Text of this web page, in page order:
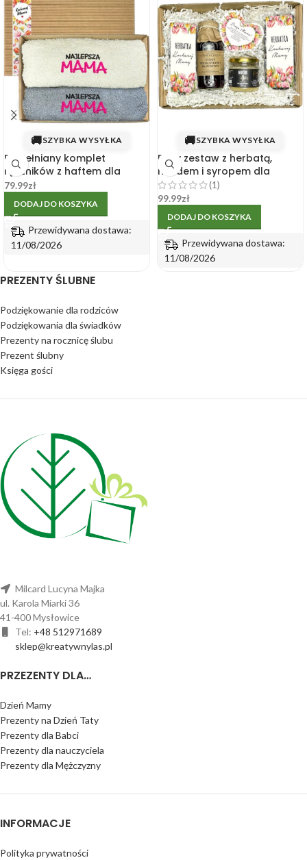
🚚SZYBKA WYSYŁKA
Bawełniany komplet
ręczników z haftem dla
mamy w pudełku
79.99zł
DODAJ DO KOSZYKA
Przewidywana dostawa:
11/08/2026
🚚SZYBKA WYSYŁKA
Duży zestaw z herbatą,
miodem i syropem dla
Kochanej Mamy
(1)
99.99zł
DODAJ DO KOSZYKA
Przewidywana dostawa:
11/08/2026
PREZENTY ŚLUBNE
Podziękowanie dla rodziców
Podziękowania dla świadków
Prezenty na rocznicę ślubu
Prezent ślubny
Księga gości
Milcard Lucyna Majka
ul. Karola Miarki 36
41-400 Mysłowice
Tel: +48 512971689
sklep@kreatywnylas.pl
PRZEZENTY DLA…
Dzień Mamy
Prezenty na Dzień Taty
Prezenty dla Babci
Prezenty dla nauczyciela
Prezenty dla Mężczyzny
INFORMACJE
Polityka prywatności